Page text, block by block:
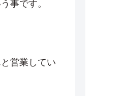
事です。
営業してい